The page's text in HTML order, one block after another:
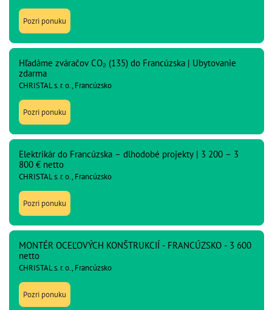
Pozri ponuku
Hľadáme zváračov CO₂ (135) do Francúzska | Ubytovanie
zdarma
CHRISTAL s. r. o., Francúzsko
Pozri ponuku
Elektrikár do Francúzska – dlhodobé projekty | 3 200 – 3
800 € netto
CHRISTAL s. r. o., Francúzsko
Pozri ponuku
MONTÉR OCEĽOVÝCH KONŠTRUKCIÍ - FRANCÚZSKO - 3 600
netto
CHRISTAL s. r. o., Francúzsko
Pozri ponuku